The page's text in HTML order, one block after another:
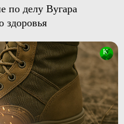
по делу Вугара
здоровья